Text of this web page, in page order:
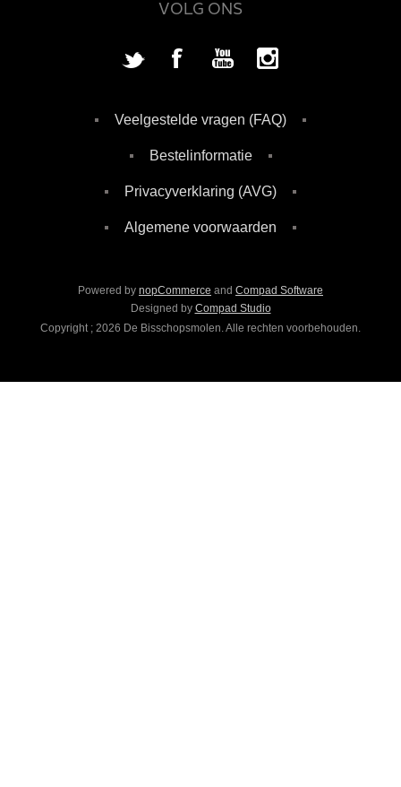
VOLG ONS
Veelgestelde vragen (FAQ)
Bestelinformatie
Privacyverklaring (AVG)
Algemene voorwaarden
Powered by nopCommerce and Compad Software
Designed by Compad Studio
Copyright ; 2026 De Bisschopsmolen. Alle rechten voorbehouden.